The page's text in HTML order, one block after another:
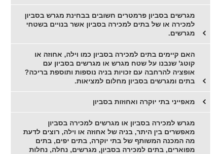
מגרשים בסביון פרמטרים חשובים בבחינת מגרש בסביון
למכירה או של בתים למכירה בסביון אשר בנויים בשטחי
מגרשים.
האם קיימים בתים למכירה בסביון כמו וילה, אחוזה או
קוטג' שנבנו על שטח מגרש או מגרשים בסביון עם
אופציה להרחבה עם זכויות בניה נוספות ותוספת בריכה?
בתים ומגרשים בסביון מחלום למציאות.
מאפייני בתי יוקרה ואחוזות בסביון
מגרש למכירה בסביון או מגרשים למכירה בסביון
מאפשרים בין היתר, בניה של אחוזה או וילה, רוצים לדעת
מה המכנה המשותף של בתי יוקרה, בתים יפים, בתים
מפוארים, בתים למכירה בסביון, מגרשים, נחלה, נחלות